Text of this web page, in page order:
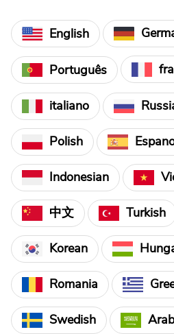
English
Português
italiano
Polish
Indonesian
中文 Turkish
Korean
Romania
Swedish